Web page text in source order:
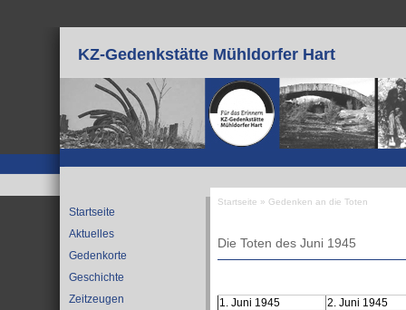
KZ-Gedenkstätte Mühldorfer Hart
Startseite
Aktuelles
Gedenkorte
Geschichte
Zeitzeugen
Startseite » Gedenken an die Toten
Die Toten des Juni 1945
1. Juni 1945
2. Juni 1945